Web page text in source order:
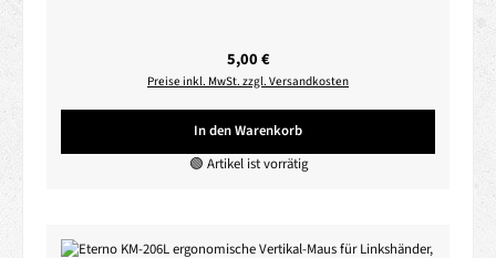
Regulärer Preis:
5,00 €
Preise inkl. MwSt. zzgl. Versandkosten
In den Warenkorb
🟢 Artikel ist vorrätig